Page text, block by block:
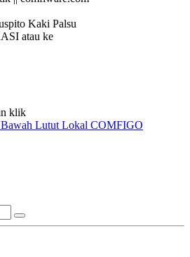
Kaki Palsu
atau ke
klik
Lutut Lokal COMFIGO